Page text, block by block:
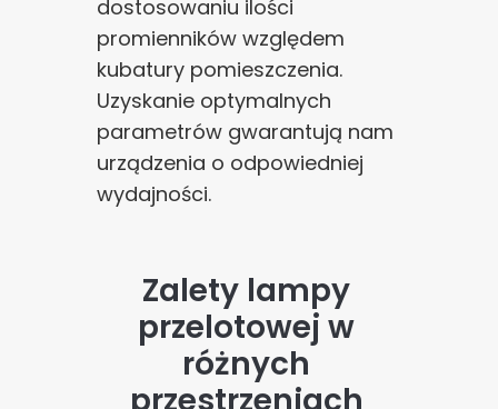
dostosowaniu ilości
promienników względem
kubatury pomieszczenia.
Uzyskanie optymalnych
parametrów gwarantują nam
urządzenia o odpowiedniej
wydajności.
Zalety lampy
przelotowej w
różnych
poprawy działania serwisu, personalizacji treści, oraz
analizy ruchu na stronie.
Dostosuj Zezwól na wszystkie